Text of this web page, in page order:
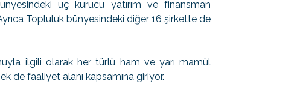
üç kurucu yatırım ve finansman
Topluluk bünyesindeki diğer 16 şirkette de
ilgili olarak her türlü ham ve yarı mamül
de faaliyet alanı kapsamına giriyor.